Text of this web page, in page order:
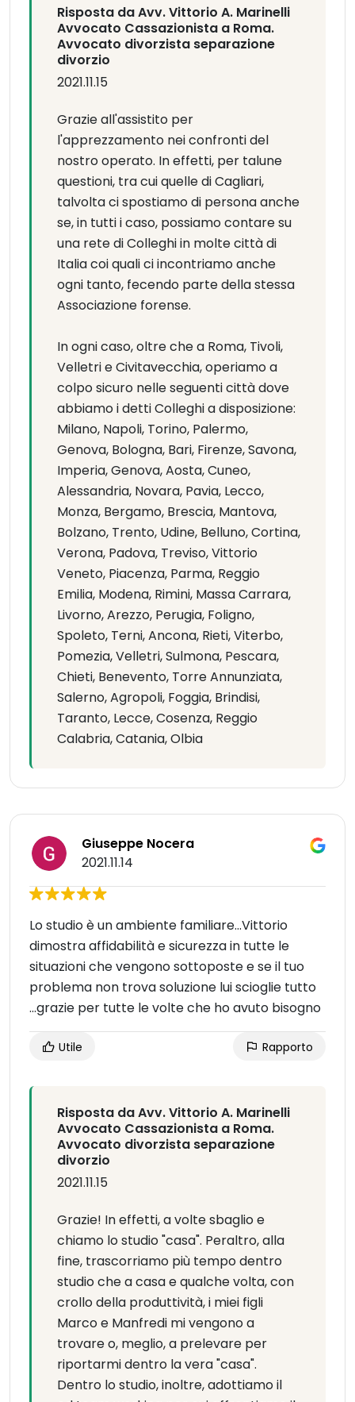
Risposta da Avv. Vittorio A. Marinelli
Avvocato Cassazionista a Roma.
Avvocato divorzista separazione
divorzio
2021.11.15
Grazie all'assistito per
l'apprezzamento nei confronti del
nostro operato. In effetti, per talune
questioni, tra cui quelle di Cagliari,
talvolta ci spostiamo di persona anche
se, in tutti i caso, possiamo contare su
una rete di Colleghi in molte città di
Italia coi quali ci incontriamo anche
ogni tanto, fecendo parte della stessa
Associazione forense.
In ogni caso, oltre che a Roma, Tivoli,
Velletri e Civitavecchia, operiamo a
colpo sicuro nelle seguenti città dove
abbiamo i detti Colleghi a disposizione:
Milano, Napoli, Torino, Palermo,
Genova, Bologna, Bari, Firenze, Savona,
Imperia, Genova, Aosta, Cuneo,
Alessandria, Novara, Pavia, Lecco,
Monza, Bergamo, Brescia, Mantova,
Bolzano, Trento, Udine, Belluno, Cortina,
Verona, Padova, Treviso, Vittorio
Veneto, Piacenza, Parma, Reggio
Emilia, Modena, Rimini, Massa Carrara,
Livorno, Arezzo, Perugia, Foligno,
Spoleto, Terni, Ancona, Rieti, Viterbo,
Pomezia, Velletri, Sulmona, Pescara,
Chieti, Benevento, Torre Annunziata,
Salerno, Agropoli, Foggia, Brindisi,
Taranto, Lecce, Cosenza, Reggio
Calabria, Catania, Olbia
Giuseppe Nocera
2021.11.14
Lo studio è un ambiente familiare...Vittorio
dimostra affidabilità e sicurezza in tutte le
situazioni che vengono sottoposte e se il tuo
problema non trova soluzione lui scioglie tutto
...grazie per tutte le volte che ho avuto bisogno
Utile Rapporto
Risposta da Avv. Vittorio A. Marinelli
Avvocato Cassazionista a Roma.
Avvocato divorzista separazione
divorzio
2021.11.15
Grazie! In effetti, a volte sbaglio e
chiamo lo studio "casa". Peraltro, alla
fine, trascorriamo più tempo dentro
studio che a casa e qualche volta, con
crollo della produttività, i miei figli
Marco e Manfredi mi vengono a
trovare o, meglio, a prelevare per
riportarmi dentro la vera "casa".
Dentro lo studio, inoltre, adottiamo il